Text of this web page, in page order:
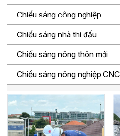
Chiếu sáng công nghiệp
Chiếu sáng nhà thi đấu
Chiếu sáng nông thôn mới
Chiếu sáng nông nghiệp CNC